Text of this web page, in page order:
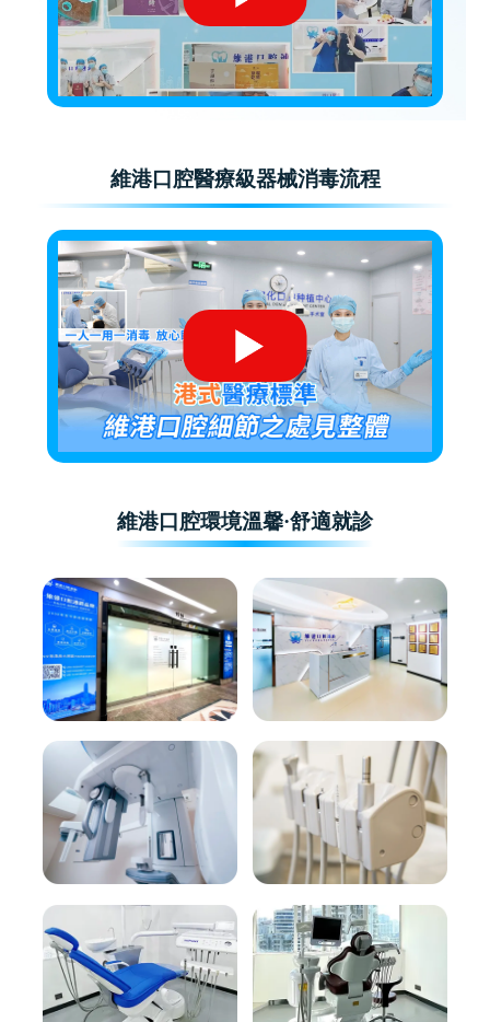
維港口腔醫療級器械消毒流程
維港口腔環境溫馨·舒適就診